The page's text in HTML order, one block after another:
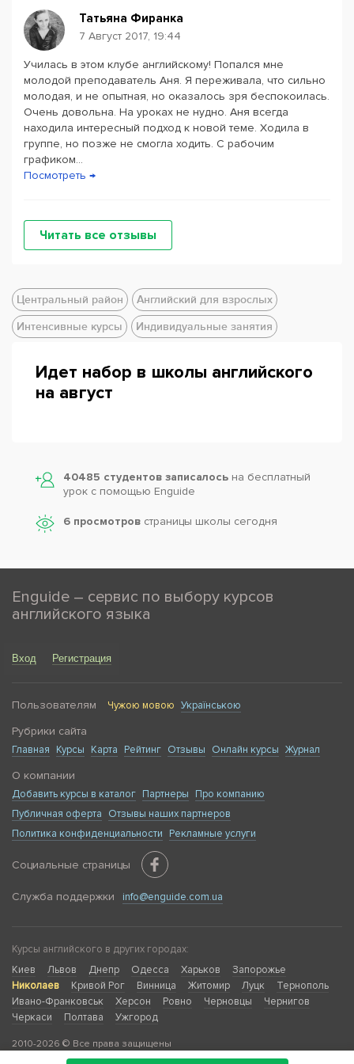
Татьяна Фиранка
7 Август 2017, 19:44
Училась в этом клубе английскому! Попался мне
молодой преподаватель Аня. Я переживала, что сильно
молодая, и не опытная, но оказалось зря беспокоилась.
Очень довольна. На уроках не нудно. Аня всегда
находила интересный подход к новой теме. Ходила в
группе, но позже не смогла ходить. С рабочим
графиком...
Посмотреть →
Читать все отзывы
Центральный район
Английский для взрослых
Интенсивные курсы
Индивидуальные занятия
Идет набор в школы английского
на август
40485 студентов записалось на бесплатный
урок с помощью Enguide
6 просмотров страницы школы сегодня
Enguide – сервис по выбору курсов
английского языка
Вход Регистрация
Пользователям Чужою мовою Українською
Рубрики сайта
Главная Курсы Карта Рейтинг Отзывы Онлайн курсы Журнал
О компании
Добавить курсы в каталог Партнеры
Про компанию
Публичная оферта
Отзывы наших партнеров
Политика конфиденциальности
Рекламные услуги
Социальные страницы
Служба поддержки info@enguide.com.ua
Курсы английского в других городах:
Киев
Львов Днепр Одесса Харьков
Запорожье
Николаев
Кривой Рог Винница Житомир Луцк
Тернополь
Ивано-Франковськ
Херсон Ровно Черновцы
Чернигов
Черкаси
Полтава Ужгород
2010-2026 © Все права защищены